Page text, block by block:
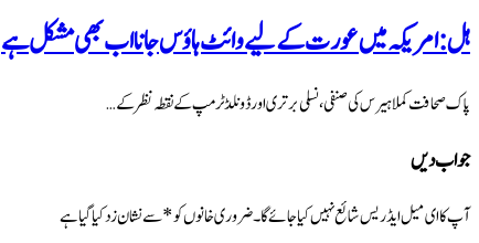
ہل: امریکہ میں عورت کے لیے وائٹ ہاؤس جانا اب بھی مشکل ہے
پاک صحافت کملا ہیرس کی صنفی، نسلی برتری اور ڈونلڈ ٹرمپ کے نقطہ نظر کے …
جواب دیں
آپ کا ای میل ایڈریس شائع نہیں کیا جائے گا۔ضروری خانوں کو*سے نشان زد کیا گیا ہے